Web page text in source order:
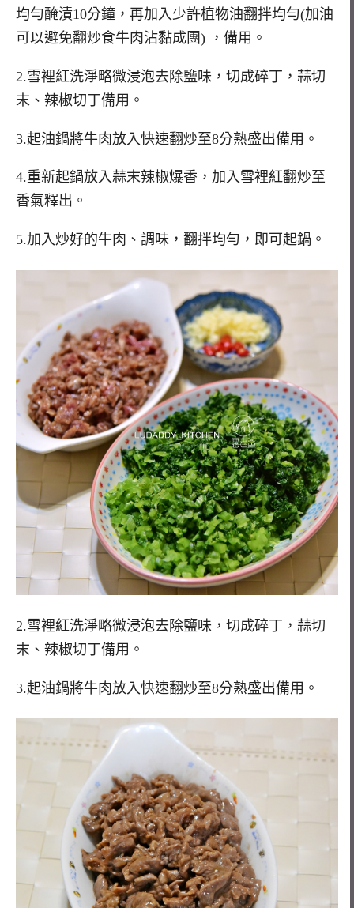
均勻醃漬10分鐘，再加入少許植物油翻拌均勻(加油
可以避免翻炒食牛肉沾黏成團) ，備用。
2.雪裡紅洗淨略微浸泡去除鹽味，切成碎丁，蒜切
末、辣椒切丁備用。
3.起油鍋將牛肉放入快速翻炒至8分熟盛出備用。
4.重新起鍋放入蒜末辣椒爆香，加入雪裡紅翻炒至
香氣釋出。
5.加入炒好的牛肉、調味，翻拌均勻，即可起鍋。
2.雪裡紅洗淨略微浸泡去除鹽味，切成碎丁，蒜切
末、辣椒切丁備用。
3.起油鍋將牛肉放入快速翻炒至8分熟盛出備用。